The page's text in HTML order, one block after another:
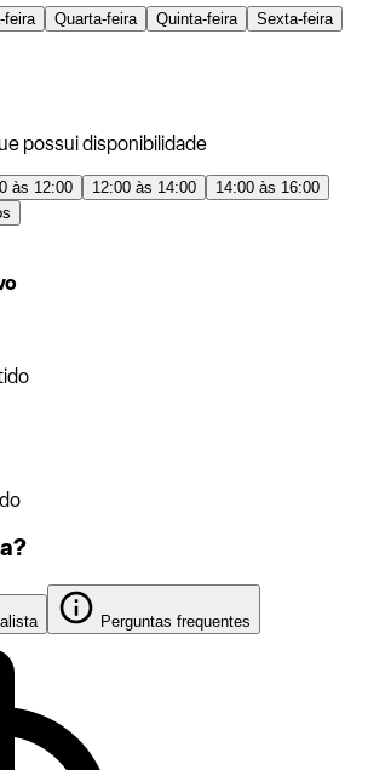
feira Quarta-feira Quinta-feira
Sexta-feira
possui disponibilidade
às 12:00 12:00 às 14:00
14:00 às 16:00
Perguntas frequentes